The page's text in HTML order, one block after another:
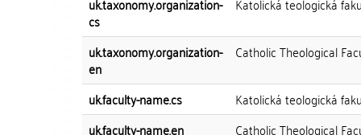
cs
uk.taxonomy.organization-
en
Catholic Theological
uk.faculty-name.cs Katolická teologická
uk.faculty-name.en
Catholic Theological